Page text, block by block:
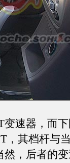
变速器，而
，其档杆与
然，后者的